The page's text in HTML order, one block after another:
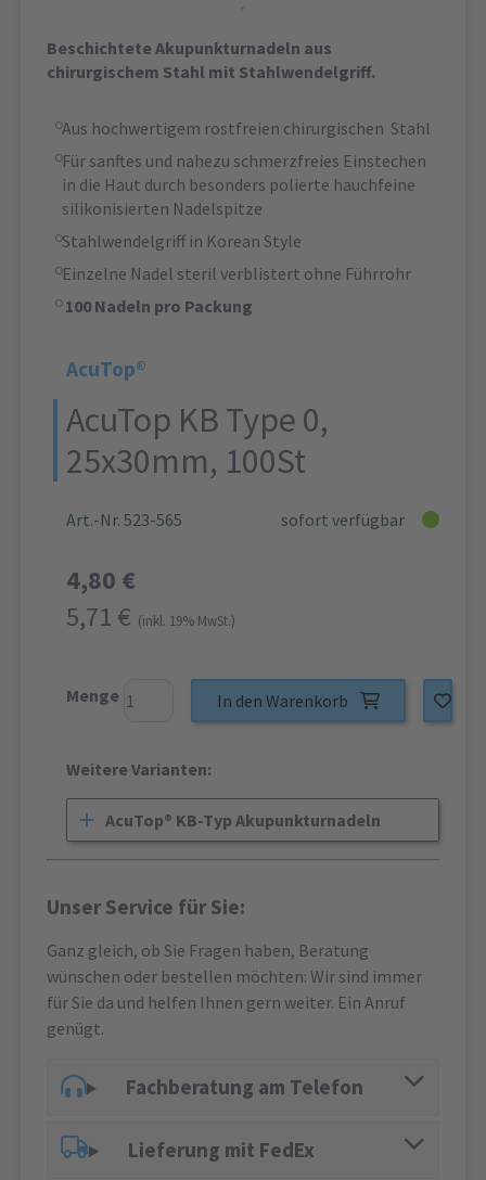
Beschichtete Akupunkturnadeln aus
chirurgischem Stahl mit Stahlwendelgriff.
Aus hochwertigem rostfreien chirurgischen Stahl
Für sanftes und nahezu schmerzfreies Einstechen
in die Haut durch besonders polierte hauchfeine
silikonisierten Nadelspitze
Stahlwendelgriff in Korean Style
Einzelne Nadel steril verblistert ohne Führrohr
100 Nadeln pro Packung
AcuTop®
AcuTop KB Type 0,
25x30mm, 100St
Art.-Nr. 523-565 sofort verfügbar
4,80 €
5,71 € (inkl. 19% MwSt.)
Menge In den Warenkorb
Weitere Varianten:
AcuTop® KB-Typ Akupunkturnadeln
Unser Service für Sie:
Ganz gleich, ob Sie Fragen haben, Beratung
wünschen oder bestellen möchten: Wir sind immer
für Sie da und helfen Ihnen gern weiter. Ein Anruf
genügt.
Fachberatung am Telefon
Lieferung mit FedEx